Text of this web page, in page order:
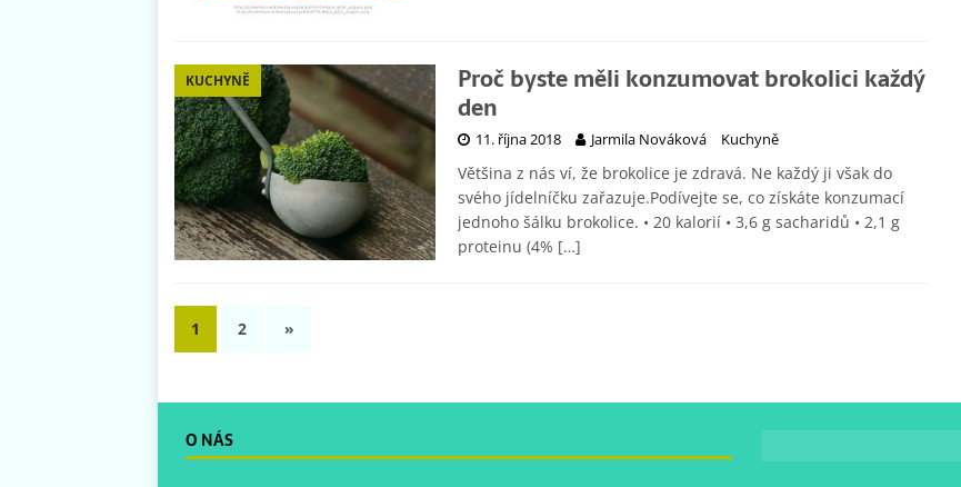
KUCHYNĚ
Proč byste měli konzumovat brokolici každý
den
11. října 2018 Jarmila Nováková Kuchyně
Většina z nás ví, že brokolice je zdravá. Ne každý ji však do
svého jídelníčku zařazuje.Podívejte se, co získáte konzumací
jednoho šálku brokolice. • 20 kalorií • 3,6 g sacharidů • 2,1 g
proteinu (4% […]
1 2 »
O NÁS